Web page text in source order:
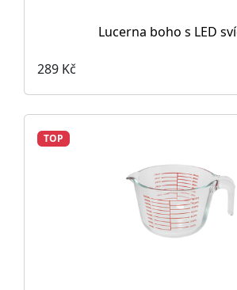
Lucerna boho s LED
289 Kč
TOP